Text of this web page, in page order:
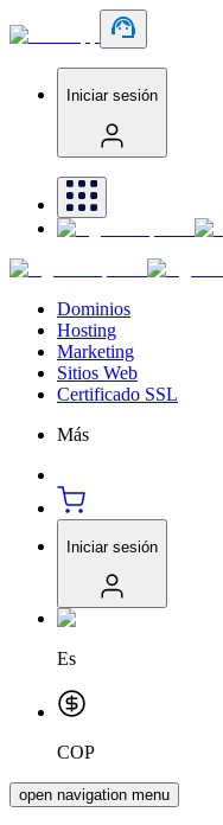
Iniciar sesión
Dominios
Hosting
Marketing
Sitios Web
Certificado SSL
Más
Iniciar sesión
Es
COP
open navigation menu